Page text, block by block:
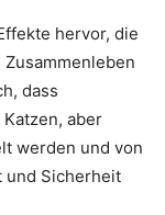
hervor, die
dass
aber
werden und von
und Sicherheit